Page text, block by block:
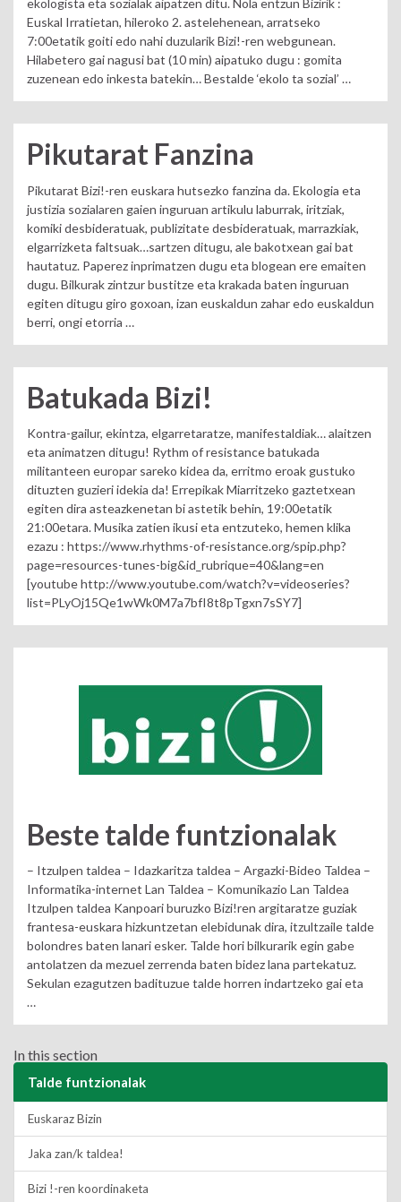
ekologista eta sozialak aipatzen ditu. Nola entzun Bizirik :
Euskal Irratietan, hileroko 2. astelehenean, arratseko
7:00etatik goiti edo nahi duzularik Bizi!-ren webgunean.
Hilabetero gai nagusi bat (10 min) aipatuko dugu : gomita
zuzenean edo inkesta batekin… Bestalde ‘ekolo ta sozial’ …
Pikutarat Fanzina
Pikutarat Bizi!-ren euskara hutsezko fanzina da. Ekologia eta
justizia sozialaren gaien inguruan artikulu laburrak, iritziak,
komiki desbideratuak, publizitate desbideratuak, marrazkiak,
elgarrizketa faltsuak…sartzen ditugu, ale bakotxean gai bat
hautatuz. Paperez inprimatzen dugu eta blogean ere emaiten
dugu. Bilkurak zintzur bustitze eta krakada baten inguruan
egiten ditugu giro goxoan, izan euskaldun zahar edo euskaldun
berri, ongi etorria …
Batukada Bizi!
Kontra-gailur, ekintza, elgarretaratze, manifestaldiak… alaitzen
eta animatzen ditugu! Rythm of resistance batukada
militanteen europar sareko kidea da, erritmo eroak gustuko
dituzten guzieri idekia da! Errepikak Miarritzeko gaztetxean
egiten dira asteazkenetan bi astetik behin, 19:00etatik
21:00etara. Musika zatien ikusi eta entzuteko, hemen klika
ezazu : https://www.rhythms-of-resistance.org/spip.php?
page=resources-tunes-big&id_rubrique=40&lang=en
[youtube http://www.youtube.com/watch?v=videoseries?
list=PLyOj15Qe1wWk0M7a7bfI8t8pTgxn7sSY7]
Beste talde funtzionalak
– Itzulpen taldea – Idazkaritza taldea – Argazki-Bideo Taldea –
Informatika-internet Lan Taldea – Komunikazio Lan Taldea
Itzulpen taldea Kanpoari buruzko Bizi!ren argitaratze guziak
frantesa-euskara hizkuntzetan elebidunak dira, itzultzaile talde
bolondres baten lanari esker. Talde hori bilkurarik egin gabe
antolatzen da mezuel zerrenda baten bidez lana partekatuz.
Sekulan ezagutzen badituzue talde horren indartzeko gai eta
…
In this section
Talde funtzionalak
Euskaraz Bizin
Jaka zan/k taldea!
Bizi !-ren koordinaketa